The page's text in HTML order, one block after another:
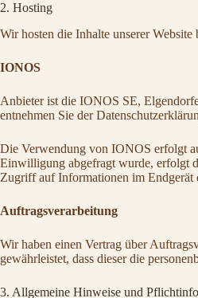
2. Hosting
Wir hosten die Inhalte unserer
IONOS
Anbieter ist die IONOS SE,
entnehmen Sie der
Die Verwendung von IONOS erfolgt
Einwilligung abgefragt wurde, erfolgt
Zugriff auf Informationen im
Auftragsverarbeitung
Wir haben einen Vertrag über
gewährleistet, dass dieser die
3. Allgemeine Hinweise und